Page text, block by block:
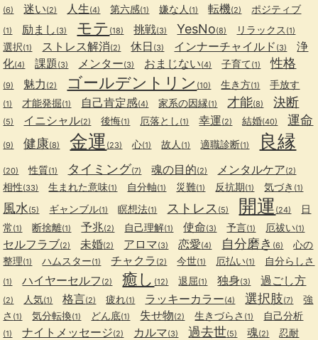
(6) 迷い(2) 人生(4) 第六感(1) 嫌な人 (1) 転機(2) ポジティブ
(1) 励まし (3) モテ (18) 挑戦(3) YesNo(8) リラックス (1)
選択(1) ストレス解消(2) 休日 (3) インナーチャイルド (3)
浄
化(4) 課題 (3) メンター(3) おまじない(4) 子育て(1) 性格
(9) 魅力 (2) ゴールデントリン (10) 生き方(1) 手放す
(1) 才能発掘(1) 自己肯定感(4) 家系の因縁(1) 才能(8) 決断
(5) イニシャル(2) 後悔(1) 厄落とし (1) 幸運(2) 結婚(40) 運命
(9) 健康(8) 金運 (23) 心(1) 故人 (1) 適職診断(1) 良縁
(20) 性質(1) タイミング(7) 魂の目的(2) メンタルケア(2)
相性(33) 生まれた意味(1) 自分軸(1) 災難(1) 反抗期(1) 気づき (1)
風水(5) ギャンブル(1) 瞑想法(1) ストレス (5) 開運 (24)
日
常 (1) 断捨離(1) 予兆(2) 自己理解(1) 使命(3) 予言(1) 厄祓い(1)
セルフラブ(2) 未婚(2) アロマ(3) 恋愛(4) 自分磨き (6)
心の
整理(1) ハムスター(1) チャクラ (2) 今世(1) 厄払い(1) 自分らしさ
(1) ハイヤーセルフ (2) 癒し (12) 退屈(1) 独身(3) 過ごし方
(2) 人気(1) 格言(2) 疲れ(1) ラッキーカラー(4) 選択肢(7)
強
さ (1) 気分転換(1) どん底(1) 失せ物(2) 生きづらさ (1) 自己分析
(1) ナイトメッセージ(2) カルマ(3) 過去世(5) 魂(2) 忍耐